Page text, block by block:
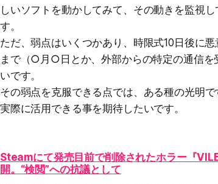
しいソフトを動かしてみて、その動きを監視
す。
ただ、弱点はいくつかあり、時限式10日後に
まで（○月○日とか、外部からの特定の通信を
いです。
その弱点を克服できる点では、ある種の光明で
実際に活用できる事を期待したいです。
Steamにて発売目前で削除されたホラー『
開。“検閲”への抗議として